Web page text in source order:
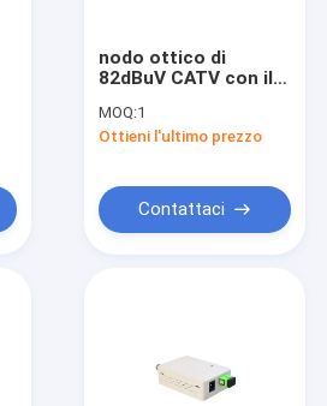
nodo ottico di
82dBuV CATV con il
MOQ:1
Ottieni l'ultimo prezzo
Contattaci